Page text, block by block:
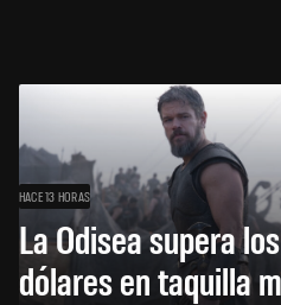
HACE 13 HORAS
La Odisea supera
dólares en taquilla